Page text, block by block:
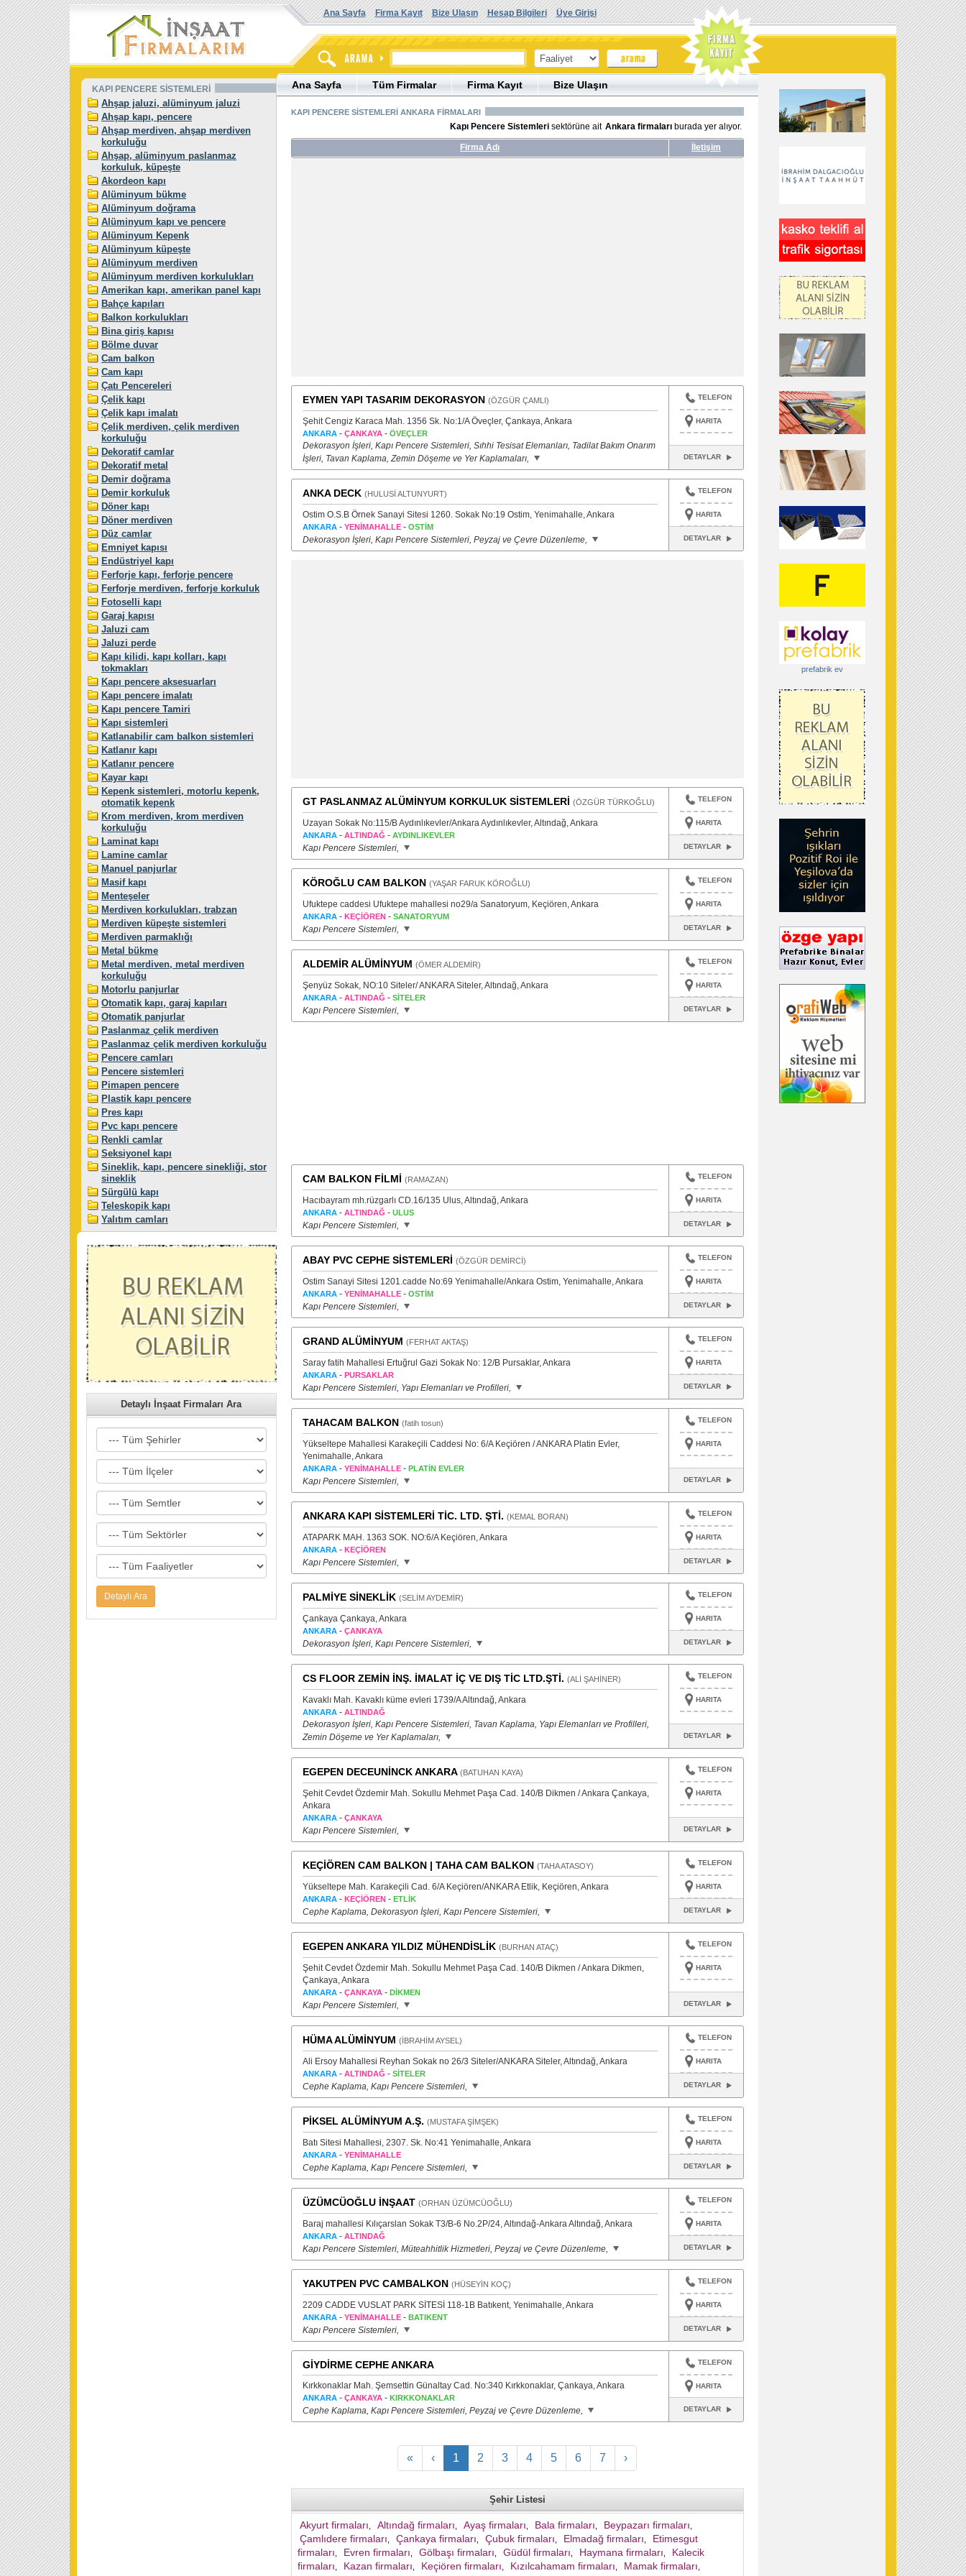
Ana Sayfa Firma Kayıt Bize Ulaşın Hesap Bilgileri Üye Girişi
Ana Sayfa Tüm Firmalar Firma Kayıt Bize Ulaşın
KAPI PENCERE SİSTEMLERİ ANKARA FİRMALARI
Kapı Pencere Sistemleri sektörüne ait Ankara firmaları burada yer alıyor.
Firma Adı İletişim
EYMEN YAPI TASARIM DEKORASYON (ÖZGÜR ÇAMLI)
Şehit Cengiz Karaca Mah. 1356 Sk. No:1/A Öveçler, Çankaya, Ankara
ANKARA- ÇANKAYA- ÖVEÇLER
Dekorasyon İşleri, Kapı Pencere Sistemleri, Sıhhi Tesisat Elemanları, Tadilat Bakım Onarım
İşleri, Tavan Kaplama, Zemin Döşeme ve Yer Kaplamaları,
TELEFON
HARITA
DETAYLAR
ANKA DECK (HULUSİ ALTUNYURT)
Ostim O.S.B Örnek Sanayi Sitesi 1260. Sokak No:19 Ostim, Yenimahalle, Ankara
ANKARA- YENİMAHALLE- OSTİM
Dekorasyon İşleri, Kapı Pencere Sistemleri, Peyzaj ve Çevre Düzenleme,
TELEFON
HARITA
DETAYLAR
GT PASLANMAZ ALÜMİNYUM KORKULUK SİSTEMLERİ (ÖZGÜR TÜRKOĞLU)
Uzayan Sokak No:115/B Aydınlıkevler/Ankara Aydınlıkevler, Altındağ, Ankara
ANKARA- ALTINDAĞ - AYDINLIKEVLER
Kapı Pencere Sistemleri,
TELEFON
HARITA
DETAYLAR
KÖROĞLU CAM BALKON (YAŞAR FARUK KÖROĞLU)
Ufuktepe caddesi Ufuktepe mahallesi no29/a Sanatoryum, Keçiören, Ankara
ANKARA- KEÇİÖREN- SANATORYUM
Kapı Pencere Sistemleri,
TELEFON
HARITA
DETAYLAR
ALDEMİR ALÜMİNYUM (ÖMER ALDEMİR)
Şenyüz Sokak, NO:10 Siteler/ ANKARA Siteler, Altındağ, Ankara
ANKARA- ALTINDAĞ - SİTELER
Kapı Pencere Sistemleri,
TELEFON
HARITA
DETAYLAR
CAM BALKON FİLMİ (RAMAZAN)
Hacıbayram mh.rüzgarlı CD.16/135 Ulus, Altındağ, Ankara
ANKARA- ALTINDAĞ - ULUS
Kapı Pencere Sistemleri,
TELEFON
HARITA
DETAYLAR
ABAY PVC CEPHE SİSTEMLERİ (ÖZGÜR DEMİRCİ)
Ostim Sanayi Sitesi 1201.cadde No:69 Yenimahalle/Ankara Ostim, Yenimahalle, Ankara
ANKARA- YENİMAHALLE- OSTİM
Kapı Pencere Sistemleri,
TELEFON
HARITA
DETAYLAR
GRAND ALÜMİNYUM (FERHAT AKTAŞ)
Saray fatih Mahallesi Ertuğrul Gazi Sokak No: 12/B Pursaklar, Ankara
ANKARA- PURSAKLAR
Kapı Pencere Sistemleri, Yapı Elemanları ve Profilleri,
TELEFON
HARITA
DETAYLAR
TAHACAM BALKON (fatih tosun)
Yükseltepe Mahallesi Karakeçili Caddesi No: 6/A Keçiören / ANKARA Platin Evler,
Yenimahalle, Ankara
ANKARA- YENİMAHALLE- PLATİN EVLER
Kapı Pencere Sistemleri,
TELEFON
HARITA
DETAYLAR
ANKARA KAPI SİSTEMLERİ TİC. LTD. ŞTİ. (KEMAL BORAN)
ATAPARK MAH. 1363 SOK. NO:6/A Keçiören, Ankara
ANKARA- KEÇİÖREN
Kapı Pencere Sistemleri,
TELEFON
HARITA
DETAYLAR
PALMİYE SİNEKLİK (SELİM AYDEMİR)
Çankaya Çankaya, Ankara
ANKARA- ÇANKAYA
Dekorasyon İşleri, Kapı Pencere Sistemleri,
TELEFON
HARITA
DETAYLAR
CS FLOOR ZEMİN İNŞ. İMALAT İÇ VE DIŞ TİC LTD.ŞTİ. (ALİ ŞAHİNER)
Kavaklı Mah. Kavaklı küme evleri 1739/A Altındağ, Ankara
ANKARA- ALTINDAĞ
Dekorasyon İşleri, Kapı Pencere Sistemleri, Tavan Kaplama, Yapı Elemanları ve Profilleri,
Zemin Döşeme ve Yer Kaplamaları,
TELEFON
HARITA
DETAYLAR
EGEPEN DECEUNİNCK ANKARA (BATUHAN KAYA)
Şehit Cevdet Özdemir Mah. Sokullu Mehmet Paşa Cad. 140/B Dikmen / Ankara Çankaya,
Ankara
ANKARA- ÇANKAYA
Kapı Pencere Sistemleri,
TELEFON
HARITA
DETAYLAR
KEÇİÖREN CAM BALKON | TAHA CAM BALKON (TAHA ATASOY)
Yükseltepe Mah. Karakeçili Cad. 6/A Keçiören/ANKARA Etlik, Keçiören, Ankara
ANKARA- KEÇİÖREN- ETLİK
Cephe Kaplama, Dekorasyon İşleri, Kapı Pencere Sistemleri,
TELEFON
HARITA
DETAYLAR
EGEPEN ANKARA YILDIZ MÜHENDİSLİK (BURHAN ATAÇ)
Şehit Cevdet Özdemir Mah. Sokullu Mehmet Paşa Cad. 140/B Dikmen / Ankara Dikmen,
Çankaya, Ankara
ANKARA- ÇANKAYA- DİKMEN
Kapı Pencere Sistemleri,
TELEFON
HARITA
DETAYLAR
HÜMA ALÜMİNYUM (İBRAHİM AYSEL)
Ali Ersoy Mahallesi Reyhan Sokak no 26/3 Siteler/ANKARA Siteler, Altındağ, Ankara
ANKARA- ALTINDAĞ - SİTELER
Cephe Kaplama, Kapı Pencere Sistemleri,
TELEFON
HARITA
DETAYLAR
PİKSEL ALÜMİNYUM A.Ş. (MUSTAFA ŞİMŞEK)
Batı Sitesi Mahallesi, 2307. Sk. No:41 Yenimahalle, Ankara
ANKARA- YENİMAHALLE
Cephe Kaplama, Kapı Pencere Sistemleri,
TELEFON
HARITA
DETAYLAR
ÜZÜMCÜOĞLU İNŞAAT (ORHAN ÜZÜMCÜOĞLU)
Baraj mahallesi Kılıçarslan Sokak T3/B-6 No.2P/24, Altındağ-Ankara Altındağ, Ankara
ANKARA- ALTINDAĞ
Kapı Pencere Sistemleri, Müteahhitlik Hizmetleri, Peyzaj ve Çevre Düzenleme,
TELEFON
HARITA
DETAYLAR
YAKUTPEN PVC CAMBALKON (HÜSEYİN KOÇ)
2209 CADDE VUSLAT PARK SİTESİ 118-1B Batıkent, Yenimahalle, Ankara
ANKARA- YENİMAHALLE- BATIKENT
Kapı Pencere Sistemleri,
TELEFON
HARITA
DETAYLAR
GİYDİRME CEPHE ANKARA
Kırkkonaklar Mah. Şemsettin Günaltay Cad. No:340 Kırkkonaklar, Çankaya, Ankara
ANKARA- ÇANKAYA- KIRKKONAKLAR
Cephe Kaplama, Kapı Pencere Sistemleri, Peyzaj ve Çevre Düzenleme,
TELEFON
HARITA
DETAYLAR
« ‹ 1 2 3 4 5 6 7 ›
Şehir Listesi
Akyurt firmaları Altındağ firmaları Ayaş firmaları Bala firmaları Beypazarı firmaları
Çamlıdere firmaları Çankaya firmaları Çubuk firmaları Elmadağ firmaları
Etimesgut
firmaları
Evren firmaları Gölbaşı firmaları Güdül firmaları Haymana firmaları
Kalecik
firmaları
Kazan firmaları Keçiören firmaları Kızılcahamam firmaları Mamak firmaları
KAPI PENCERE SİSTEMLERİ
Ahşap jaluzi, alüminyum jaluzi
Ahşap kapı, pencere
Ahşap merdiven, ahşap merdiven
korkuluğu
Ahşap, alüminyum paslanmaz
korkuluk, küpeşte
Akordeon kapı
Alüminyum bükme
Alüminyum doğrama
Alüminyum kapı ve pencere
Alüminyum Kepenk
Alüminyum küpeşte
Alüminyum merdiven
Alüminyum merdiven korkulukları
Amerikan kapı, amerikan panel kapı
Bahçe kapıları
Balkon korkulukları
Bina giriş kapısı
Bölme duvar
Cam balkon
Cam kapı
Çatı Pencereleri
Çelik kapı
Çelik kapı imalatı
Çelik merdiven, çelik merdiven
korkuluğu
Dekoratif camlar
Dekoratif metal
Demir doğrama
Demir korkuluk
Döner kapı
Döner merdiven
Düz camlar
Emniyet kapısı
Endüstriyel kapı
Ferforje kapı, ferforje pencere
Ferforje merdiven, ferforje korkuluk
Fotoselli kapı
Garaj kapısı
Jaluzi cam
Jaluzi perde
Kapı kilidi, kapı kolları, kapı
tokmakları
Kapı pencere aksesuarları
Kapı pencere imalatı
Kapı pencere Tamiri
Kapı sistemleri
Katlanabilir cam balkon sistemleri
Katlanır kapı
Katlanır pencere
Kayar kapı
Kepenk sistemleri, motorlu kepenk,
otomatik kepenk
Krom merdiven, krom merdiven
korkuluğu
Laminat kapı
Lamine camlar
Manuel panjurlar
Masif kapı
Menteşeler
Merdiven korkulukları, trabzan
Merdiven küpeşte sistemleri
Merdiven parmaklığı
Metal bükme
Metal merdiven, metal merdiven
korkuluğu
Motorlu panjurlar
Otomatik kapı, garaj kapıları
Otomatik panjurlar
Paslanmaz çelik merdiven
Paslanmaz çelik merdiven korkuluğu
Pencere camları
Pencere sistemleri
Pimapen pencere
Plastik kapı pencere
Pres kapı
Pvc kapı pencere
Renkli camlar
Seksiyonel kapı
Sineklik, kapı, pencere sinekliği, stor
sineklik
Sürgülü kapı
Teleskopik kapı
Yalıtım camları
Detaylı İnşaat Firmaları Ara
prefabrik ev